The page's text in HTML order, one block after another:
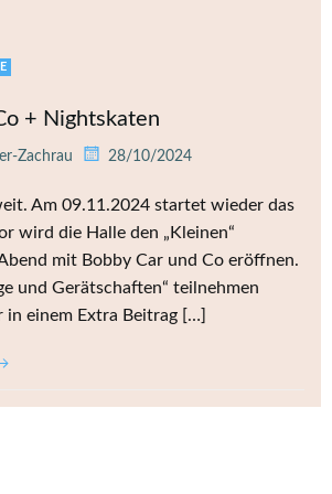
+ Nightskaten
Zachrau 28/10/2024
Am 09.11.2024 startet wieder das
wird die Halle den „Kleinen“
mit Bobby Car und Co eröffnen.
und Gerätschaften“ teilnehmen
einem Extra Beitrag […]